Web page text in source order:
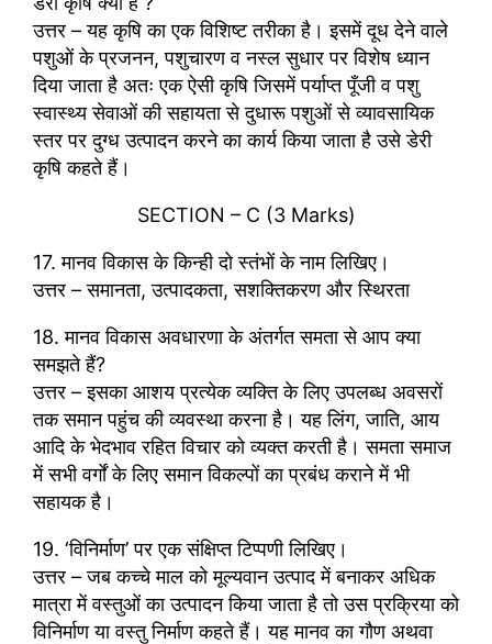
उत्तर – यह कृषि का एक विशिष्ट तरीका है। इसमें दूध देने वाले
पशुओं के प्रजनन, पशुचारण व नस्ल सुधार पर विशेष ध्यान
दिया जाता है अतः एक ऐसी कृषि जिसमें पर्याप्त पूँजी व पशु
स्वास्थ्य सेवाओं की सहायता से दुधारू पशुओं से व्यावसायिक
स्तर पर दुग्ध उत्पादन करने का कार्य किया जाता है उसे डेरी
कृषि कहते हैं।
SECTION – C (3 Marks)
17. मानव विकास के किन्ही दो स्तंभों के नाम लिखिए।
उत्तर – समानता, उत्पादकता, सशक्तिकरण और स्थिरता
18. मानव विकास अवधारणा के अंतर्गत समता से आप क्या
समझते हैं?
उत्तर – इसका आशय प्रत्येक व्यक्ति के लिए उपलब्ध अवसरों
तक समान पहुंच की व्यवस्था करना है। यह लिंग, जाति, आय
आदि के भेदभाव रहित विचार को व्यक्त करती है। समता समाज
में सभी वर्गों के लिए समान विकल्पों का प्रबंध कराने में भी
सहायक है।
19. ‘विनिर्माण’ पर एक संक्षिप्त टिप्पणी लिखिए।
उत्तर – जब कच्चे माल को मूल्यवान उत्पाद में बनाकर अधिक
मात्रा में वस्तुओं का उत्पादन किया जाता है तो उस प्रक्रिया को
विनिर्माण या वस्तु निर्माण कहते हैं। यह मानव का गौण अथवा